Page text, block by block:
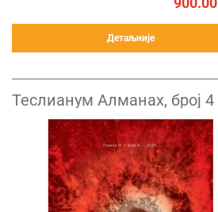
Детаљније
Теслианум Алманах, број 4